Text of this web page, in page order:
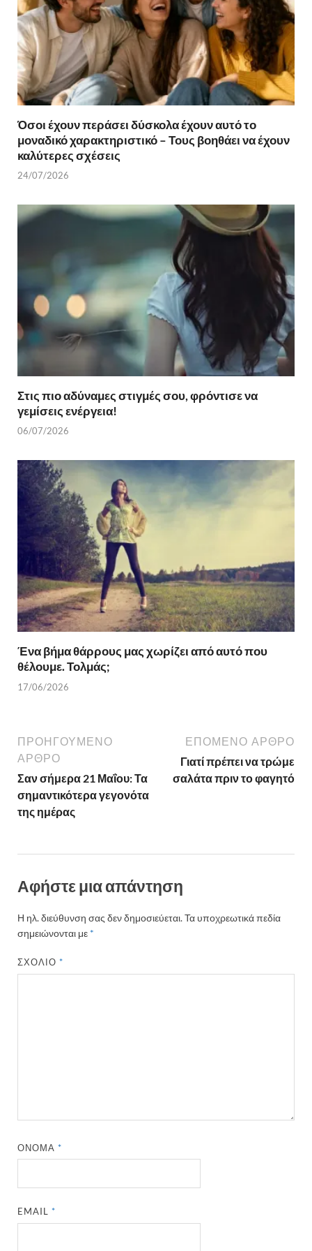
Όσοι έχουν περάσει δύσκολα έχουν αυτό το
μοναδικό χαρακτηριστικό – Τους βοηθάει να έχουν
καλύτερες σχέσεις
24/07/2026
Στις πιο αδύναμες στιγμές σου, φρόντισε να
γεμίσεις ενέργεια!
06/07/2026
Ένα βήμα θάρρους μας χωρίζει από αυτό που
θέλουμε. Τολμάς;
17/06/2026
ΠΡΟΗΓΟΎΜΕΝΟ
ΆΡΘΡΟ
Σαν σήμερα 21 Μαΐου: Τα
σημαντικότερα γεγονότα
της ημέρας
ΕΠΌΜΕΝΟ ΆΡΘΡΟ
Γιατί πρέπει να τρώμε
σαλάτα πριν το φαγητό
Αφήστε μια απάντηση
Η ηλ. διεύθυνση σας δεν δημοσιεύεται.Τα υποχρεωτικά πεδία
σημειώνονται με *
ΣΧΌΛΙΟ*
ΌΝΟΜΑ*
EMAIL*